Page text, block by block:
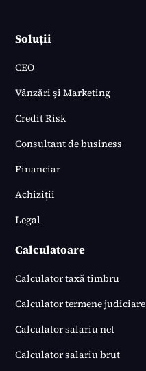
Soluții
CEO
Vânzări și Marketing
Credit Risk
Consultant de business
Financiar
Achiziții
Legal
Calculatoare
Calculator taxă timbru
Calculator termene judiciare
Calculator salariu net
Calculator salariu brut